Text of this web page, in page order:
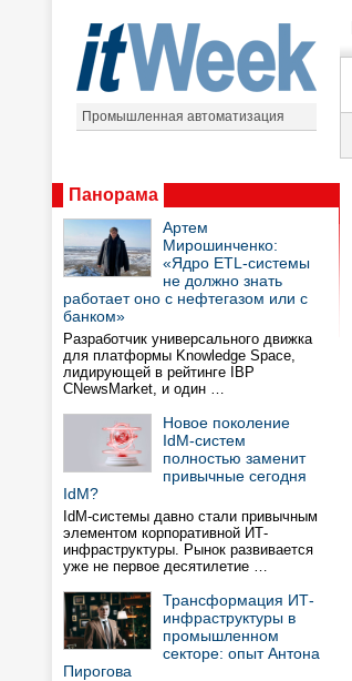
Промышленная автоматизация
Панорама
Артем
Мирошинченко:
«Ядро ETL-системы
не должно знать
работает оно с нефтегазом или с
банком»
Разработчик универсального движка
для платформы Knowledge Space,
лидирующей в рейтинге IBP
CNewsMarket, и один …
Новое поколение
IdM-систем
полностью заменит
привычные сегодня
IdM?
IdM-системы давно стали привычным
элементом корпоративной ИТ-
инфраструктуры. Рынок развивается
уже не первое десятилетие …
Трансформация ИТ-
инфраструктуры в
промышленном
секторе: опыт Антона
Пирогова